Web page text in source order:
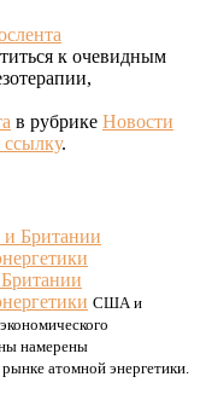
к очевидным
в рубрике Новости
.
США и
намерены
атомной энергетики.